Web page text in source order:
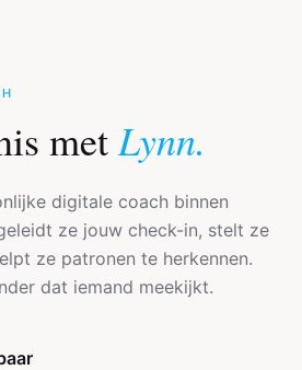
metLynn.
digitale coach binnen
ze jouw check-in, stelt ze
ze patronen te herkennen.
dat iemand meekijkt.